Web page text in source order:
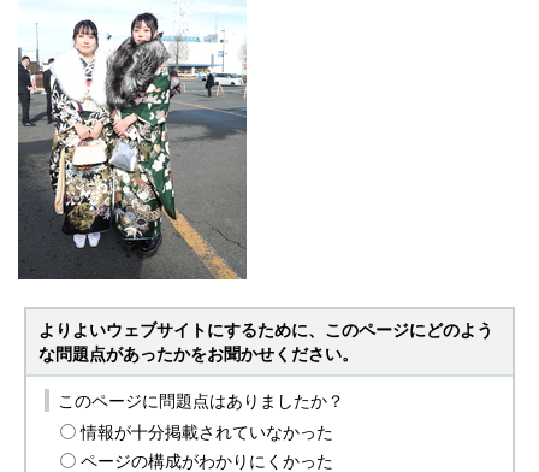
よりよいウェブサイトにするために、このページにどのよう
な問題点があったかをお聞かせください。
このページに問題点はありましたか？
情報が十分掲載されていなかった
ページの構成がわかりにくかった